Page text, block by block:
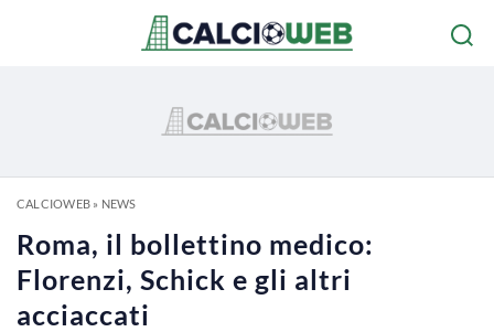
CALCIOWEB» NEWS
Roma, il bollettino medico:
Florenzi, Schick e gli altri
acciaccati